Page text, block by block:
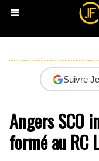
Suivre
Angers SCO
formé au RC